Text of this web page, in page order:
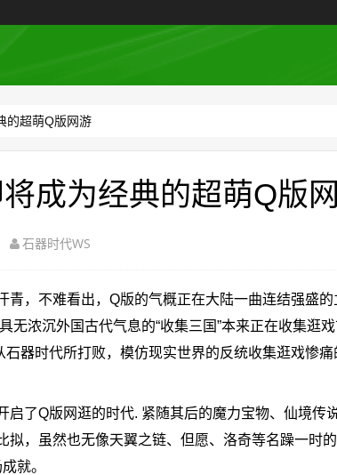
的超萌Q版网游
成为经典的超萌Q版
石器时代WS
，不难看出，Q版的气概正在大陆一曲连结强盛的
无浓沉外国古代气息的“收集三国”本来正在收集逛
器时代所打败，模仿现实世界的反统收集逛戏惨痛
Q版网逛的时代. 紧随其后的魔力宝物、仙境传说
，虽然也无像天翼之链、但愿、洛奇等名躁一时
就。